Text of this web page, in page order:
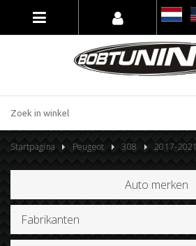
Startpagina Peugeot 308 2017-2021
Auto merken
Fabrikanten